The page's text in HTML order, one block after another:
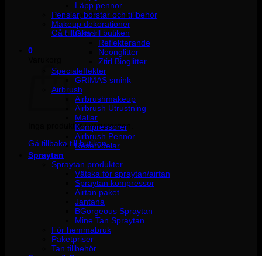
Inga produkter i varukorgen.
Gå tillbaka till butiken
0
Inga produkter i varukorgen.
Gå tillbaka till butiken
Läpp pennor
Penslar, borstar och tillbehör
Makeup dekorationer
Glitter
Reflekterande
Neonglitter
Ztirl Bioglitter
Specialeffekter
GRIMAS smink
Airbrush
Airbrushmakeup
Airbrush Utrustning
Mallar
Kompressorer
Airbrush Pennor
Reservdelar
Spraytan
Spraytan produkter
Vätska för spraytan/airtan
Spraytan kompressor
Airtan paket
Jantana
BGorgeous Spraytan
Mine Tan Spraytan
För hemmabruk
Paketpriser
Tan tillbehör